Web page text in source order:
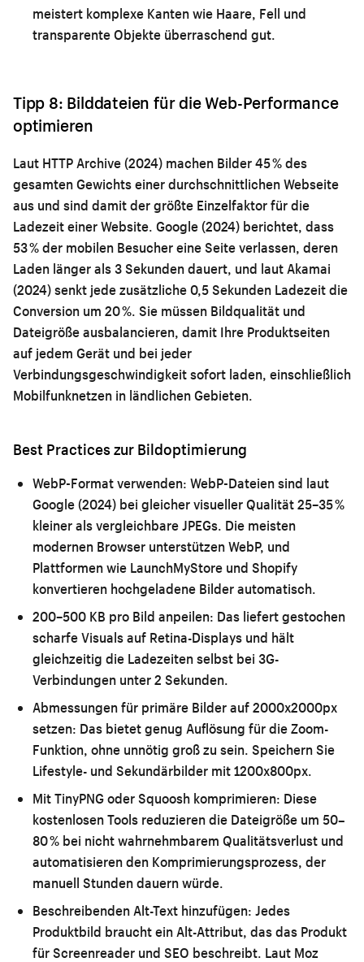
meistert komplexe Kanten wie Haare, Fell und
transparente Objekte überraschend gut.
Tipp 8: Bilddateien für die Web-Performance
optimieren
Laut HTTP Archive (2024) machen Bilder 45 % des
gesamten Gewichts einer durchschnittlichen Webseite
aus und sind damit der größte Einzelfaktor für die
Ladezeit einer Website. Google (2024) berichtet, dass
53 % der mobilen Besucher eine Seite verlassen, deren
Laden länger als 3 Sekunden dauert, und laut Akamai
(2024) senkt jede zusätzliche 0,5 Sekunden Ladezeit die
Conversion um 20 %. Sie müssen Bildqualität und
Dateigröße ausbalancieren, damit Ihre Produktseiten
auf jedem Gerät und bei jeder
Verbindungsgeschwindigkeit sofort laden, einschließlich
Mobilfunknetzen in ländlichen Gebieten.
Best Practices zur Bildoptimierung
WebP-Format verwenden: WebP-Dateien sind laut
Google (2024) bei gleicher visueller Qualität 25–35 %
kleiner als vergleichbare JPEGs. Die meisten
modernen Browser unterstützen WebP, und
Plattformen wie LaunchMyStore und Shopify
konvertieren hochgeladene Bilder automatisch.
200–500 KB pro Bild anpeilen: Das liefert gestochen
scharfe Visuals auf Retina-Displays und hält
gleichzeitig die Ladezeiten selbst bei 3G-
Verbindungen unter 2 Sekunden.
Abmessungen für primäre Bilder auf 2000x2000px
setzen: Das bietet genug Auflösung für die Zoom-
Funktion, ohne unnötig groß zu sein. Speichern Sie
Lifestyle- und Sekundärbilder mit 1200x800px.
Mit TinyPNG oder Squoosh komprimieren: Diese
kostenlosen Tools reduzieren die Dateigröße um 50–
80 % bei nicht wahrnehmbarem Qualitätsverlust und
automatisieren den Komprimierungsprozess, der
manuell Stunden dauern würde.
Beschreibenden Alt-Text hinzufügen: Jedes
Produktbild braucht ein Alt-Attribut, das das Produkt
für Screenreader und SEO beschreibt. Laut Moz